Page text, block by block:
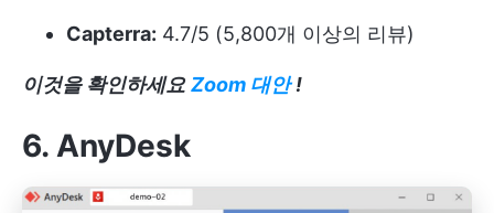
Capterra: 4.7/5 (5,800개 이상의 리뷰)
이것을 확인하세요 Zoom 대안 !
6. AnyDesk